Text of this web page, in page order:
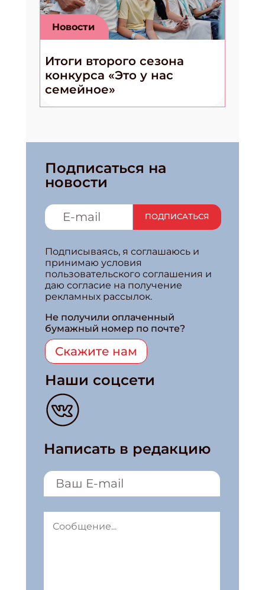
Новости
Итоги второго сезона
конкурса «Это у нас
семейное»
Подписаться на
новости
ПОДПИСАТЬСЯ
Подписываясь, я соглашаюсь и
принимаю условия
пользовательского соглашения и
даю согласие на получение
рекламных рассылок.
Не получили оплаченный
бумажный номер по почте?
Скажите нам
Наши соцсети
Написать в редакцию